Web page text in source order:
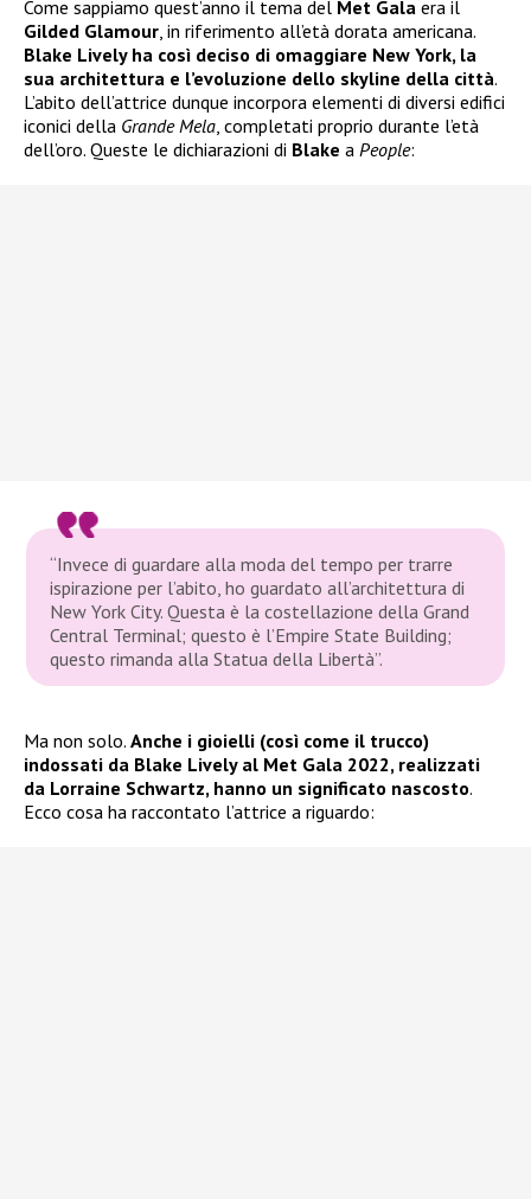
Come sappiamo quest’anno il tema del Met Gala era il
Gilded Glamour, in riferimento all’età dorata americana.
Blake Lively ha così deciso di omaggiare New York, la
sua architettura e l’evoluzione dello skyline della città.
L’abito dell’attrice dunque incorpora elementi di diversi edifici
iconici della Grande Mela, completati proprio durante l’età
dell’oro. Queste le dichiarazioni di Blake a People:
“Invece di guardare alla moda del tempo per trarre
ispirazione per l’abito, ho guardato all’architettura di
New York City. Questa è la costellazione della Grand
Central Terminal; questo è l’Empire State Building;
questo rimanda alla Statua della Libertà”.
Ma non solo. Anche i gioielli (così come il trucco)
indossati da Blake Lively al Met Gala 2022, realizzati
da Lorraine Schwartz, hanno un significato nascosto.
Ecco cosa ha raccontato l’attrice a riguardo: